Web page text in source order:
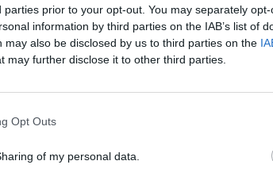
parties prior to your opt-out. You may separately
information by third parties on the IAB’s list of
may also be disclosed by us to third parties on the
may further disclose it to other third parties.
Opt Outs
of my personal data.